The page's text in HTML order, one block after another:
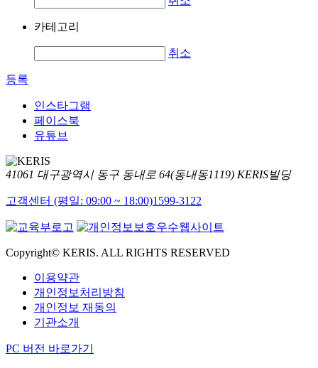
카테고리
취소
등록
인스타그램
페이스북
유튜브
41061 대구광역시 동구 동내로 64(동내동1119) KERIS빌딩
고객센터 (평일: 09:00 ~ 18:00)1599-3122
Copyright© KERIS. ALL RIGHTS RESERVED
이용약관
개인정보처리방침
개인정보 재동의
기관소개
PC 버전 바로가기